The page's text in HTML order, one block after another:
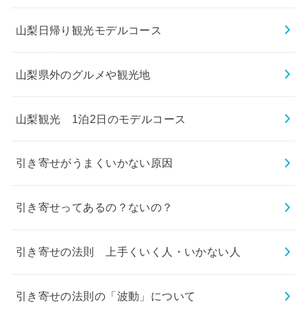
山梨日帰り観光モデルコース
山梨県外のグルメや観光地
山梨観光 1泊2日のモデルコース
引き寄せがうまくいかない原因
引き寄せってあるの？ないの？
引き寄せの法則 上手くいく人・いかない人
引き寄せの法則の「波動」について